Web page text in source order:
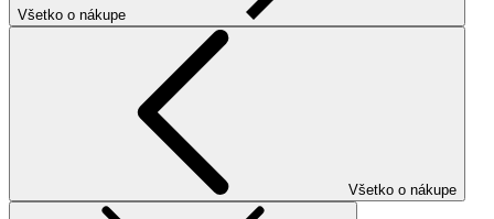
Všetko o nákupe
Všetko o nákupe